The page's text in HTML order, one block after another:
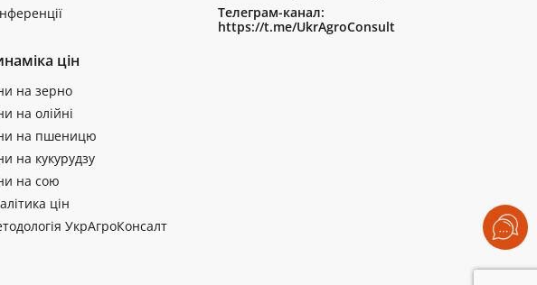
цін
на зерно
на олійні
на пшеницю
на кукурудзу
на сою
цін
УкрАгроКонсалт
Телеграм-канал:
https://t.me/UkrAgroConsult